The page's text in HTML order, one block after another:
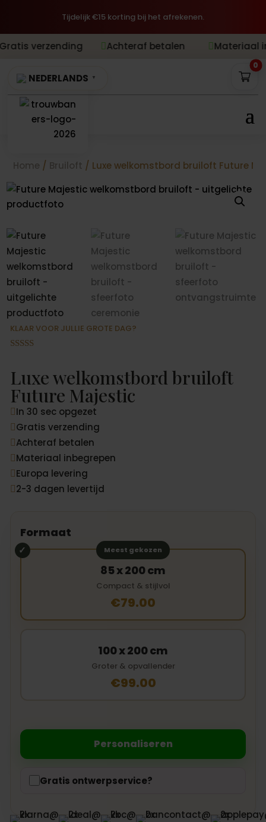
Tijdelijk €15 korting bij het afrekenen.
Achteraf betalen Materiaal
NEDERLANDS ▼
0
Home / Bruiloft / Luxe welkomstbord bruiloft Future
KLAAR VOOR JULLIE GROTE DAG?
gebaseerd
op
klantbeoord
elingen
Luxe welkomstbord bruiloft
Future Majestic
 In 30 sec opgezet
 Gratis verzending
 Achteraf betalen
 Materiaal inbegrepen
 Europa levering
 2-3 dagen levertijd
Formaat
Meest gekozen
85 x 200 cm
Compact & stijlvol
€79.00
100 x 200 cm
Groter & opvallender
€99.00
Personaliseren
Gratis ontwerpservice?